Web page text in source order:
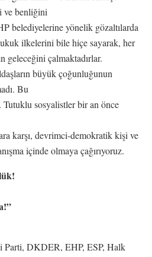
benliğini
belediyelerine yönelik gözaltılarda
ilkelerini bile hiçe sayarak, her
geleceğini çalmaktadırlar.
büyük çoğunluğunun
Bu
sosyalistler bir an önce
karşı, devrimci-demokratik kişi ve
içinde olmaya çağırıyoruz.
DKDER, EHP, ESP, Halk